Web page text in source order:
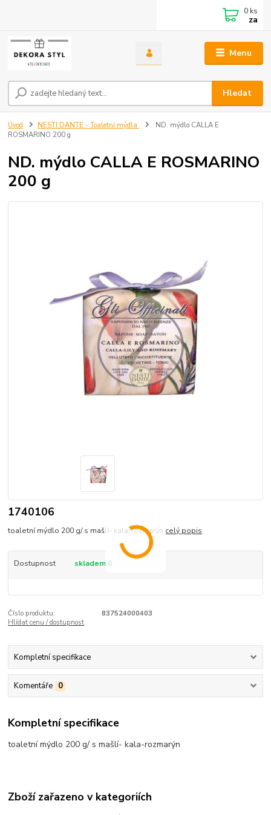
Menu
Hledat
0 ks
za
Úvod NESTI DANTE - Toaletní mýdla
ND. mýdlo CALLA E
ROSMARINO 200 g
ND. mýdlo CALLA E ROSMARINO
200 g
1740106
toaletní mýdlo 200 g/ s mašlí- kala-rozmarýn celý popis
Dostupnost skladem 6
Číslo produktu:
837524000403
Hlídat cenu / dostupnost
Kompletní specifikace
Komentáře 0
Kompletní specifikace
toaletní mýdlo 200 g/ s mašlí- kala-rozmarýn
Zboží zařazeno v kategoriích